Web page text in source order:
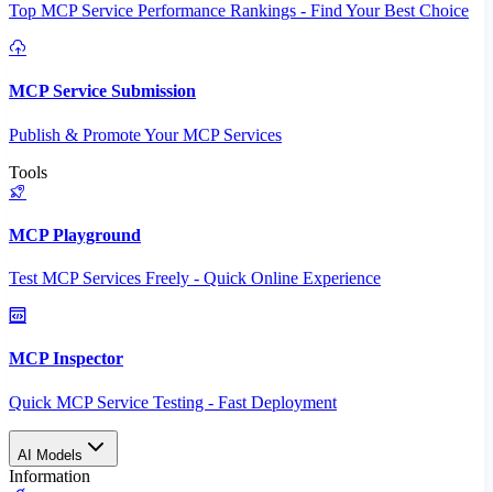
Top MCP Service Performance Rankings - Find Your Best Choice
MCP Service Submission
Publish & Promote Your MCP Services
Tools
MCP Playground
Test MCP Services Freely - Quick Online Experience
MCP Inspector
Quick MCP Service Testing - Fast Deployment
AI Models
Information